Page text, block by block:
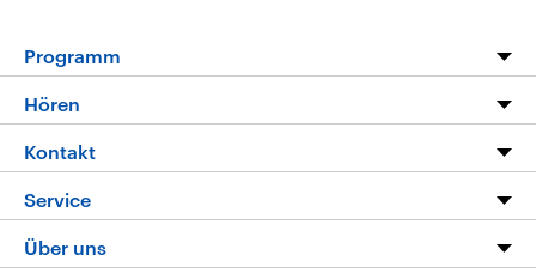
Programm
Programm
Die Nachrichten
Nachrichtenleicht
Neue Beiträge auf dlf.de
Hören
Livestream
Podcasts
Deutschlandfunk App
Kontakt
Hörerservice
Service
FAQ
Über uns